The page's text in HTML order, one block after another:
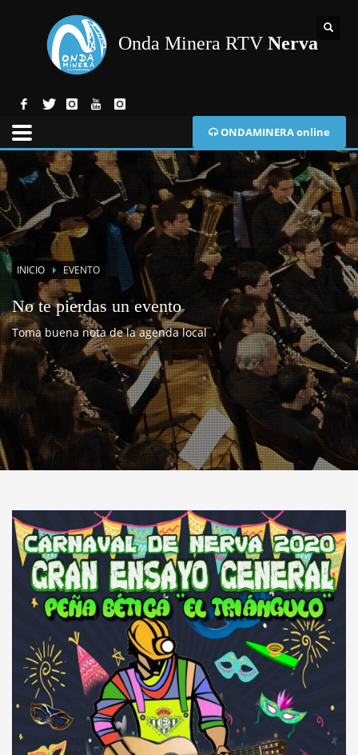
Onda Minera RTV Nerva
ONDAMINERA online
INICIO EVENTO
No te pierdas un evento
Toma buena nota de la agenda local